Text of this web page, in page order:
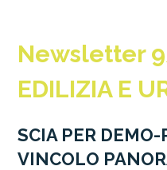
Newsletter
EDILIZIA E
SCIA PER
VINCOLO